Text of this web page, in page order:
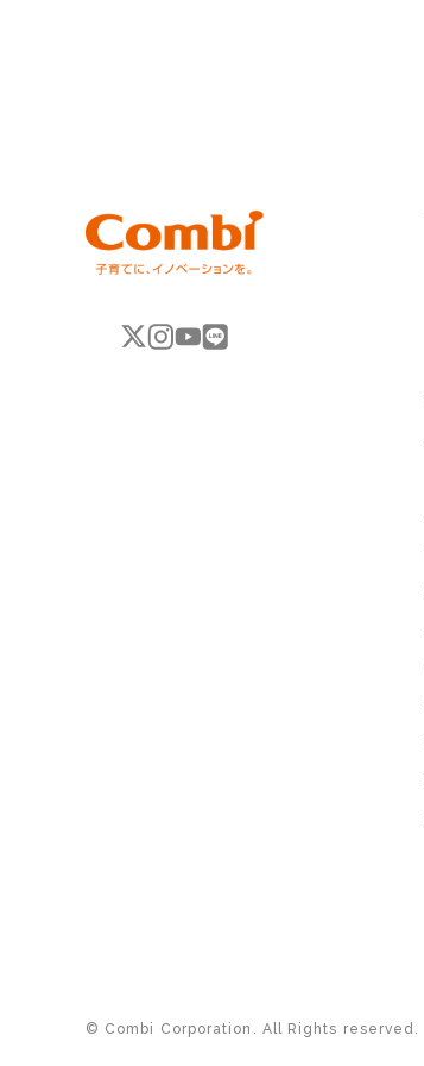
© Combi Corporation. All Rights reserved.